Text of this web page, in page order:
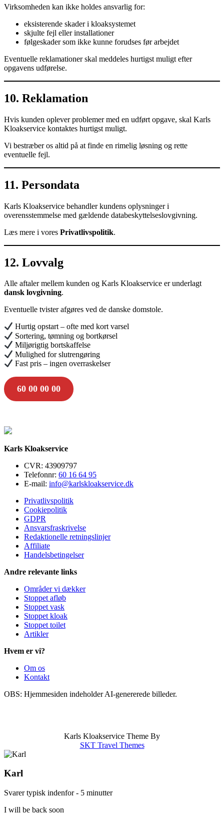
Virksomheden kan ikke holdes ansvarlig for:
eksisterende skader i kloaksystemet
skjulte fejl eller installationer
følgeskader som ikke kunne forudses før arbejdet
Eventuelle reklamationer skal meddeles hurtigst muligt efter
opgavens udførelse.
10. Reklamation
Hvis kunden oplever problemer med en udført opgave, skal Karls
Kloakservice kontaktes hurtigst muligt.
Vi bestræber os altid på at finde en rimelig løsning og rette
eventuelle fejl.
11. Persondata
Karls Kloakservice behandler kundens oplysninger i
overensstemmelse med gældende databeskyttelseslovgivning.
Læs mere i vores Privatlivspolitik.
12. Lovvalg
Alle aftaler mellem kunden og Karls Kloakservice er underlagt
dansk lovgivning.
Eventuelle tvister afgøres ved de danske domstole.
Hurtig opstart – ofte med kort varsel
Sortering, tømning og bortkørsel
Miljørigtig bortskaffelse
Mulighed for slutrengøring
Fast pris – ingen overraskelser
60 00 00 00
Karls Kloakservice
CVR: 43909797
Telefonnr: 60 16 64 95
E-mail: info@karlskloakservice.dk
Privatlivspolitik
Cookiepolitik
GDPR
Ansvarsfraskrivelse
Redaktionelle retningslinjer
Affiliate
Handelsbetingelser
Andre relevante links
Områder vi dækker
Stoppet afløb
Stoppet vask
Stoppet kloak
Stoppet toilet
Artikler
Hvem er vi?
Om os
Kontakt
OBS: Hjemmesiden indeholder AI-genererede billeder.
Karls Kloakservice Theme By
SKT Travel Themes
Karl
Svarer typisk indenfor - 5 minutter
I will be back soon